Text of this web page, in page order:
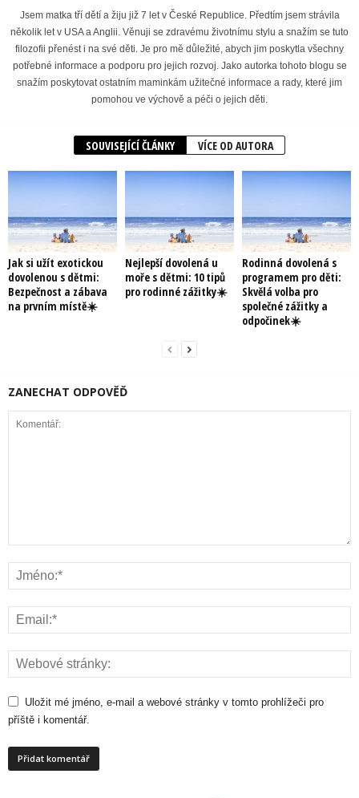
Jsem matka tří dětí a žiju již 7 let v České Republice. Předtím jsem strávila
několik let v USA a Anglii. Věnuji se zdravému životnímu stylu a snažím se tuto
filozofii přenést i na své děti. Je pro mě důležité, abych jim poskytla všechny
potřebné informace a podporu pro jejich rozvoj. Jako autorka tohoto blogu se
snažím poskytovat ostatním maminkám užitečné informace a rady, které jim
pomohou ve výchově a péči o jejich děti.
SOUVISEJÍCÍ ČLÁNKY VÍCE OD AUTORA
Jak si užít exotickou
dovolenou s dětmi:
Bezpečnost a zábava
na prvním místě☀️
Nejlepší dovolená u
moře s dětmi: 10 tipů
pro rodinné zážitky☀️
Rodinná dovolená s
programem pro děti:
Skvělá volba pro
společné zážitky a
odpočinek☀️
ZANECHAT ODPOVĚĎ
Uložit mé jméno, e-mail a webové stránky v tomto prohlížeči pro
příště i komentář.